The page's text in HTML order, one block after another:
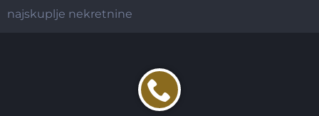
najskuplje nekretnine